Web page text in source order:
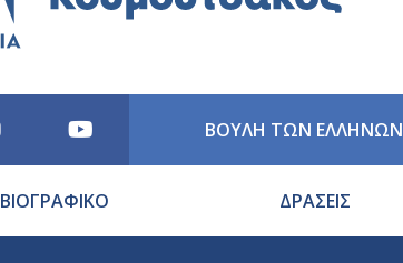
ΒΟΥΛΗ ΤΩΝ ΕΛΛΗΝΩΝ
ΒΙΟΓΡΑΦΙΚΟ ΔΡΑΣΕΙΣ